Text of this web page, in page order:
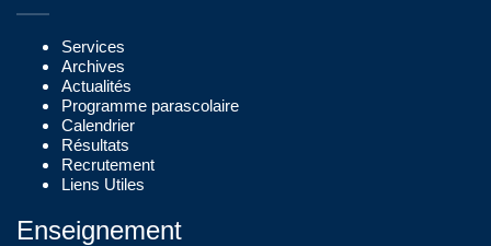
Services
Archives
Actualités
Programme parascolaire
Calendrier
Résultats
Recrutement
Liens Utiles
Enseignement